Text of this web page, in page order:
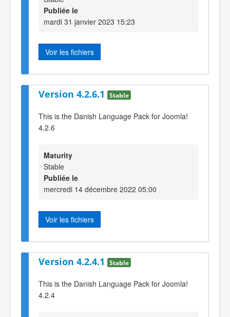
Publiée le
mardi 31 janvier 2023 15:23
Voir les fichiers
Version 4.2.6.1 Stable
This is the Danish Language Pack for Joomla!
4.2.6
Maturity
Stable
Publiée le
mercredi 14 décembre 2022 05:00
Voir les fichiers
Version 4.2.4.1 Stable
This is the Danish Language Pack for Joomla!
4.2.4